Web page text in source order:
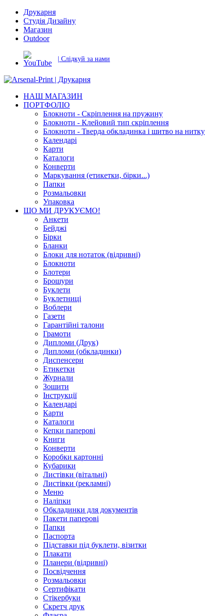
Друкарня
Студія Дизайну
Магазин
Outdoor
| Слідкуй за нами
НАШ МАГАЗИН
ПОРТФОЛІО
Блокноти - Скріплення на пружину
Блокноти - Клейовий тип скріплення
Блокноти - Тверда обкладинка і шитво на нитку
Календарі
Карти
Каталоги
Конверти
Маркування (етикетки, бірки...)
Папки
Розмальовки
Упаковка
ЩО МИ ДРУКУЄМО!
Анкети
Бейджі
Бірки
Бланки
Блоки для нотаток (відривні)
Блокноти
Блотери
Брошури
Буклети
Буклетниці
Воблери
Газети
Гарантійні талони
Грамоти
Дипломи (Друк)
Дипломи (обкладинки)
Диспенсери
Етикетки
Журнали
Зошити
Інструкції
Календарі
Карти
Каталоги
Кепки паперові
Книги
Конверти
Коробки картонні
Кубарики
Листівки (вітальні)
Листівки (рекламні)
Меню
Наліпки
Обкладинки для документів
Пакети паперові
Папки
Паспорта
Підставки під буклети, візитки
Плакати
Планери (відривні)
Посвідчення
Розмальовки
Сертифікати
Стікербуки
Скретч друк